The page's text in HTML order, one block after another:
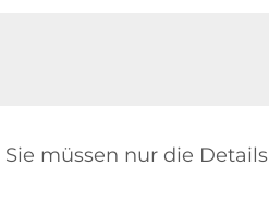
müssen nur die Details